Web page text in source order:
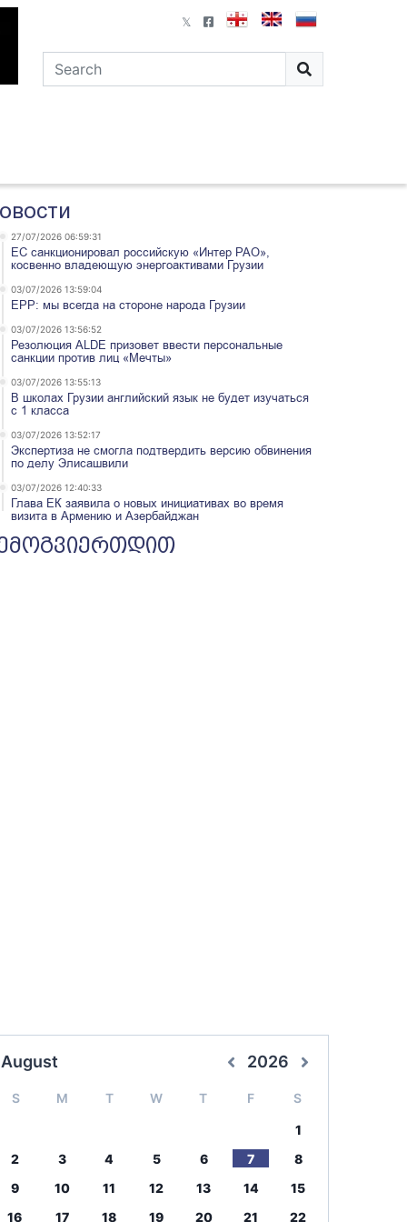
27/07/2026 06:59:31
ЕС санкционировал российскую «Интер РАО»,
косвенно владеющую энергоактивами Грузии
03/07/2026 13:59:04
EPP: мы всегда на стороне народа Грузии
03/07/2026 13:56:52
Резолюция ALDE призовет ввести персональные
санкции против лиц «Мечты»
03/07/2026 13:55:13
В школах Грузии английский язык не будет изучаться
с 1 класса
03/07/2026 13:52:17
Экспертиза не смогла подтвердить версию обвинения
по делу Элисашвили
03/07/2026 12:40:33
Глава ЕК заявила о новых инициативах во время
визита в Армению и Азербайджан
August 2026
S M T W T F S
1
2
3 4 5 6 7
8
9
10 11 12 13 14
15
16
17 18 19 20 21 22